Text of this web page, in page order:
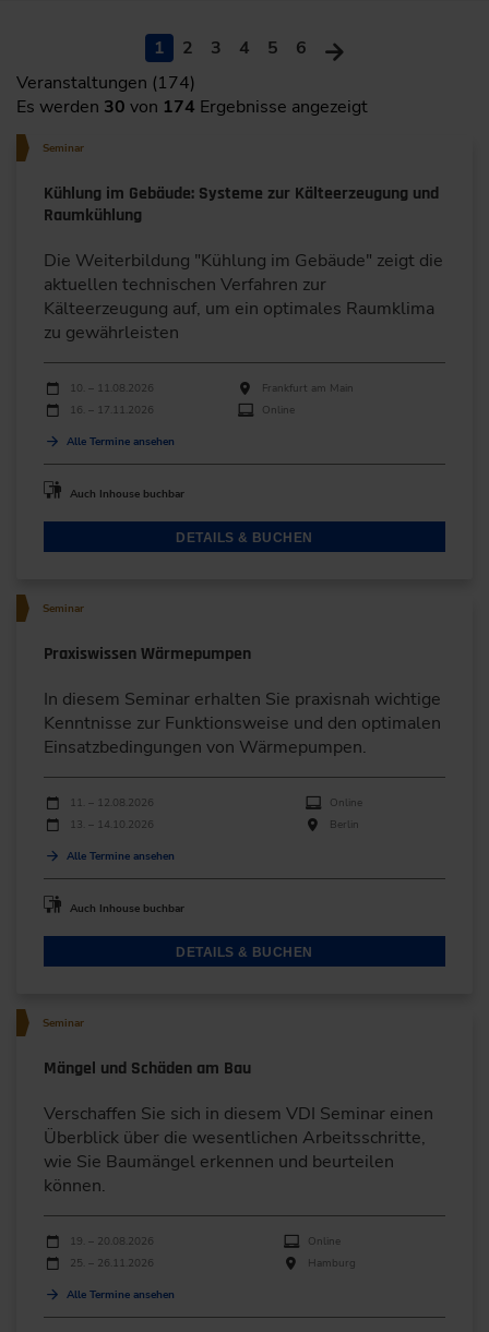
1 2 3 4 5
6
Veranstaltungen (174)
Es werden 30 von 174 Ergebnisse angezeigt
Seminar
Kühlung im Gebäude: Systeme zur Kälteerzeugung und
Raumkühlung
Die Weiterbildung "Kühlung im Gebäude" zeigt die
aktuellen technischen Verfahren zur
Kälteerzeugung auf, um ein optimales Raumklima
zu gewährleisten
Durchführungen
Veranstaltungsdatum Veranstaltungsort
10. – 11.08.2026
Frankfurt am Main
16. – 17.11.2026
Online
Alle Termine ansehen
Auch Inhouse buchbar
DETAILS & BUCHEN
Seminar
Praxiswissen Wärmepumpen
In diesem Seminar erhalten Sie praxisnah wichtige
Kenntnisse zur Funktionsweise und den optimalen
Einsatzbedingungen von Wärmepumpen.
Durchführungen
Veranstaltungsdatum
11. – 12.08.2026
Online
13. – 14.10.2026
Berlin
Alle Termine ansehen
Auch Inhouse buchbar
DETAILS & BUCHEN
Seminar
Mängel und Schäden am Bau
Verschaffen Sie sich in diesem VDI Seminar einen
Überblick über die wesentlichen Arbeitsschritte,
wie Sie Baumängel erkennen und beurteilen
können.
Durchführungen
Veranstaltungsdatum
19. – 20.08.2026
Online
25. – 26.11.2026
Hamburg
Alle Termine ansehen